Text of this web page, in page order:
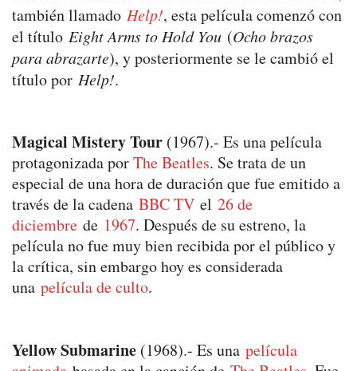
también llamado Help!, esta película comenzó con
el título Eight Arms to Hold You (Ocho brazos
para abrazarte), y posteriormente se le cambió el
título por Help!.
Magical Mistery Tour (1967).- Es una película
protagonizada porThe Beatles. Se trata de un
especial de una hora de duración que fue emitido a
través de la cadena BBC TV el 26 de
diciembre de 1967. Después de su estreno, la
película no fue muy bien recibida por el público y
la crítica, sin embargo hoy es considerada
una película de culto.
Yellow Submarine (1968).- Es una película